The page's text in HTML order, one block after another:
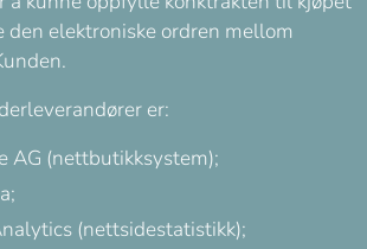
den elektroniske ordren mellom
er:
AG (nettbutikksystem);
(nettsidestatistikk);